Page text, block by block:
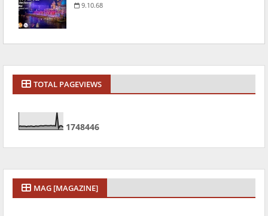
9.10.68
TOTAL PAGEVIEWS
1748446
MAG [MAGAZINE]